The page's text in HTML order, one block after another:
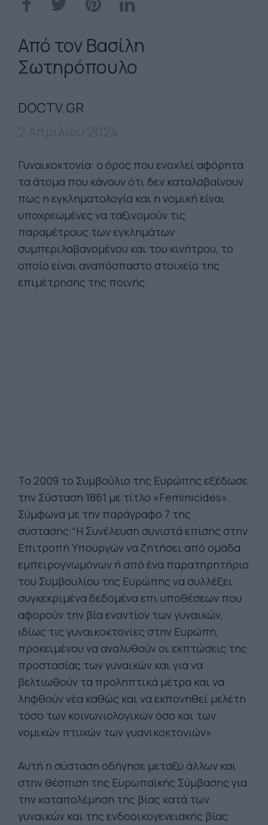
Από τον Βασίλη
Σωτηρόπουλο
DOCTV.GR
Γυναικοκτονία: ο όρος που ενοχλεί αφόρητα
τα άτομα που κάνουν ότι δεν καταλαβαίνουν
πως η εγκληματολογία και η νομική είναι
υποχρεωμένες να ταξινομούν τις
παραμέτρους των εγκλημάτων
συμπεριλαβανομένου και του κινήτρου, το
οποίο είναι αναπόσπαστο στοιχείο της
επιμέτρησης της ποινής.
Το 2009 το Συμβούλιο της Ευρώπης εξέδωσε
την Σύσταση 1861 με τίτλο «Feminicides».
Σύμφωνα με την παράγραφο 7 της
σύστασης:“H Συνέλευση συνιστά επίσης στην
Επιτροπή Υπουργών να ζητήσει από ομάδα
εμπειρογνωμόνων ή από ένα παρατηρητήριο
του Συμβουλίου της Ευρώπης να συλλέξει
συγκεκριμένα δεδομένα επι υποθέσεων που
αφορούν την βία εναντίον των γυναικών,
ιδίως τις γυναικοκτονίες στην Ευρώπη,
προκειμένου να αναλυθούν οι εκπτώσεις της
προστασίας των γυναικών και για να
βελτιωθούν τα προληπτικά μέτρα και να
ληφθούν νέα καθώς και να εκπονηθεί μελέτη
τόσο των κοινωνιολογικών όσο και των
νομικών πτυχών των γυανικοκτονιών».
Αυτή η σύσταση οδήγησε μεταξύ άλλων και
στην θέσπιση της Ευρωπαϊκής Σύμβασης για
την καταπολέμηση της βίας κατά των
γυναικών και της ενδοοικογενειακής βίας